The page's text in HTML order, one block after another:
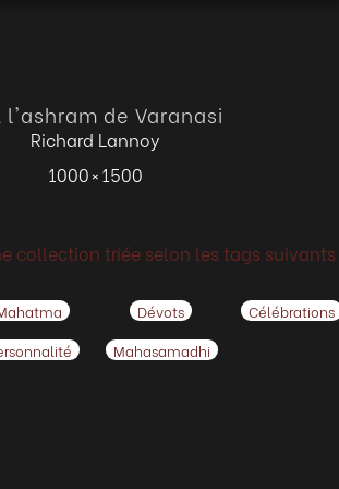
l'ashram de Varanasi
Richard Lannoy
1000 × 1500
collection triée selon les tags suivants
Dévots Célébrations
Mahasamadhi